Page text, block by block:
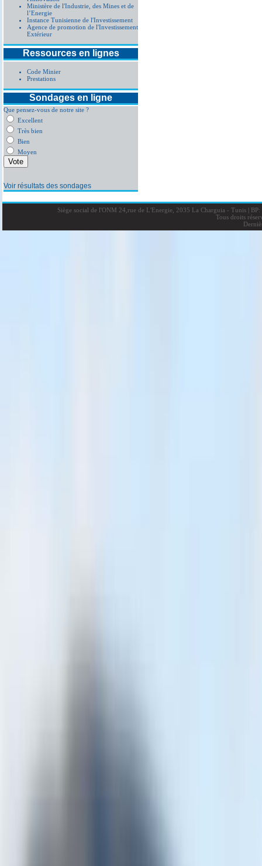
Ministère de l'Industrie, des Mines et de
l’Energie
Instance Tunisienne de l'Investissement
Agence de promotion de l'Investissement
Extérieur
Ressources en lignes
Code Minier
Prestations
Sondages en ligne
Que pensez-vous de notre site ?
Excellent
Très bien
Bien
Moyen
Voir résultats des sondages
Siège social de l'ONM 24,rue de L'Energie, 2035 La Charguia - Tunis |BP:
Tous droits